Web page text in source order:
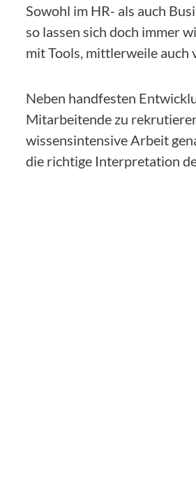
Sowohl im HR- als auch
so lassen sich doch immer
mit Tools, mittlerweile auch
Neben handfesten
Mitarbeitende zu
wissensintensive Arbeit
die richtige Interpretation